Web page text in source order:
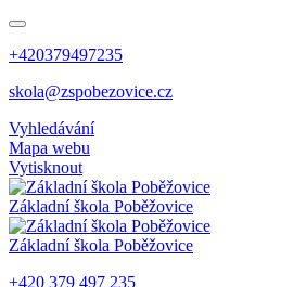
+420379497235
skola@zspobezovice.cz
Vyhledávání
Mapa webu
Vytisknout
Základní škola Poběžovice
Základní škola Poběžovice
+420 379 497 235